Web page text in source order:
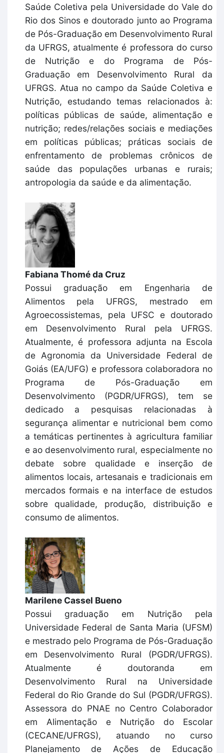
Saúde Coletiva pela Universidade do Vale do
Rio dos Sinos e doutorado junto ao Programa
de Pós-Graduação em Desenvolvimento Rural
da UFRGS, atualmente é professora do curso
de Nutrição e do Programa de Pós-
Graduação em Desenvolvimento Rural da
UFRGS. Atua no campo da Saúde Coletiva e
Nutrição, estudando temas relacionados à:
políticas públicas de saúde, alimentação e
nutrição; redes/relações sociais e mediações
em políticas públicas; práticas sociais de
enfrentamento de problemas crônicos de
saúde das populações urbanas e rurais;
antropologia da saúde e da alimentação.
Fabiana Thomé da Cruz
Possui graduação em Engenharia de
Alimentos pela UFRGS, mestrado em
Agroecossistemas, pela UFSC e doutorado
em Desenvolvimento Rural pela UFRGS.
Atualmente, é professora adjunta na Escola
de Agronomia da Universidade Federal de
Goiás (EA/UFG) e professora colaboradora no
Programa de Pós-Graduação em
Desenvolvimento (PGDR/UFRGS), tem se
dedicado a pesquisas relacionadas à
segurança alimentar e nutricional bem como
a temáticas pertinentes à agricultura familiar
e ao desenvolvimento rural, especialmente no
debate sobre qualidade e inserção de
alimentos locais, artesanais e tradicionais em
mercados formais e na interface de estudos
sobre qualidade, produção, distribuição e
consumo de alimentos.
Marilene Cassel Bueno
Possui graduação em Nutrição pela
Universidade Federal de Santa Maria (UFSM)
e mestrado pelo Programa de Pós-Graduação
em Desenvolvimento Rural (PGDR/UFRGS).
Atualmente é doutoranda em
Desenvolvimento Rural na Universidade
Federal do Rio Grande do Sul (PGDR/UFRGS).
Assessora do PNAE no Centro Colaborador
em Alimentação e Nutrição do Escolar
(CECANE/UFRGS), atuando no curso
Planejamento de Ações de Educação